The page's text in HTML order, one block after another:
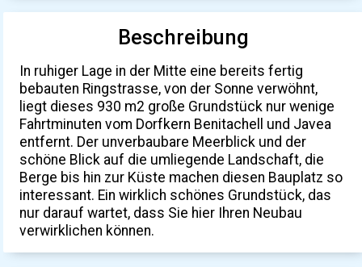
Beschreibung
In ruhiger Lage in der Mitte eine bereits fertig
bebauten Ringstrasse, von der Sonne verwöhnt,
liegt dieses 930 m2 große Grundstück nur wenige
Fahrtminuten vom Dorfkern Benitachell und Javea
entfernt. Der unverbaubare Meerblick und der
schöne Blick auf die umliegende Landschaft, die
Berge bis hin zur Küste machen diesen Bauplatz so
interessant. Ein wirklich schönes Grundstück, das
nur darauf wartet, dass Sie hier Ihren Neubau
verwirklichen können.